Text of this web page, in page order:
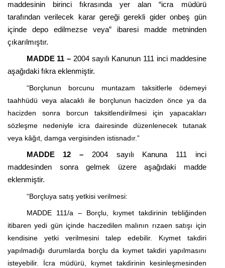
maddesinin birinci fıkrasında yer alan “icra müdürü
tarafından verilecek karar gereği gerekli gideronbeş gün
içinde depo edilmezse veya” ibaresi madde metninden
çıkarılmıştır.
MADDE 11 – 2004 sayılı Kanunun 111 inci maddesine
aşağıdaki fıkra eklenmiştir.
“Borçlunun borcunu muntazam taksitlerle ödemeyi
taahhüdü veya alacaklı ile borçlunun hacizden önce ya da
hacizden sonra borcun taksitlendirilmesi için yapacakları
sözleşme nedeniyle icra dairesinde düzenlenecek tutanak
veya kâğıt, damga vergisinden istisnadır.”
MADDE 12 – 2004 sayılı Kanuna 111 inci
maddesinden sonra gelmek üzere aşağıdaki madde
eklenmiştir.
“Borçluya satış yetkisi verilmesi:
MADDE 111/a – Borçlu, kıymet takdirinin tebliğinden
itibaren yedi gün içinde haczedilen malının rızaen satışı için
kendisine yetki verilmesini talep edebilir. Kıymet takdiri
yapılmadığı durumlarda borçlu da kıymet takdiri yapılmasını
isteyebilir. İcra müdürü, kıymet takdirinin kesinleşmesinden